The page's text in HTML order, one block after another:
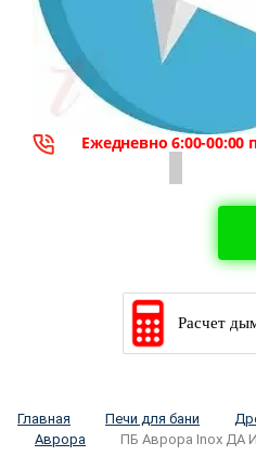
Ежедневно 6:00-00:00
Расчет
Главная Печи для бани
Аврора
ПБ Аврора Inox ДА